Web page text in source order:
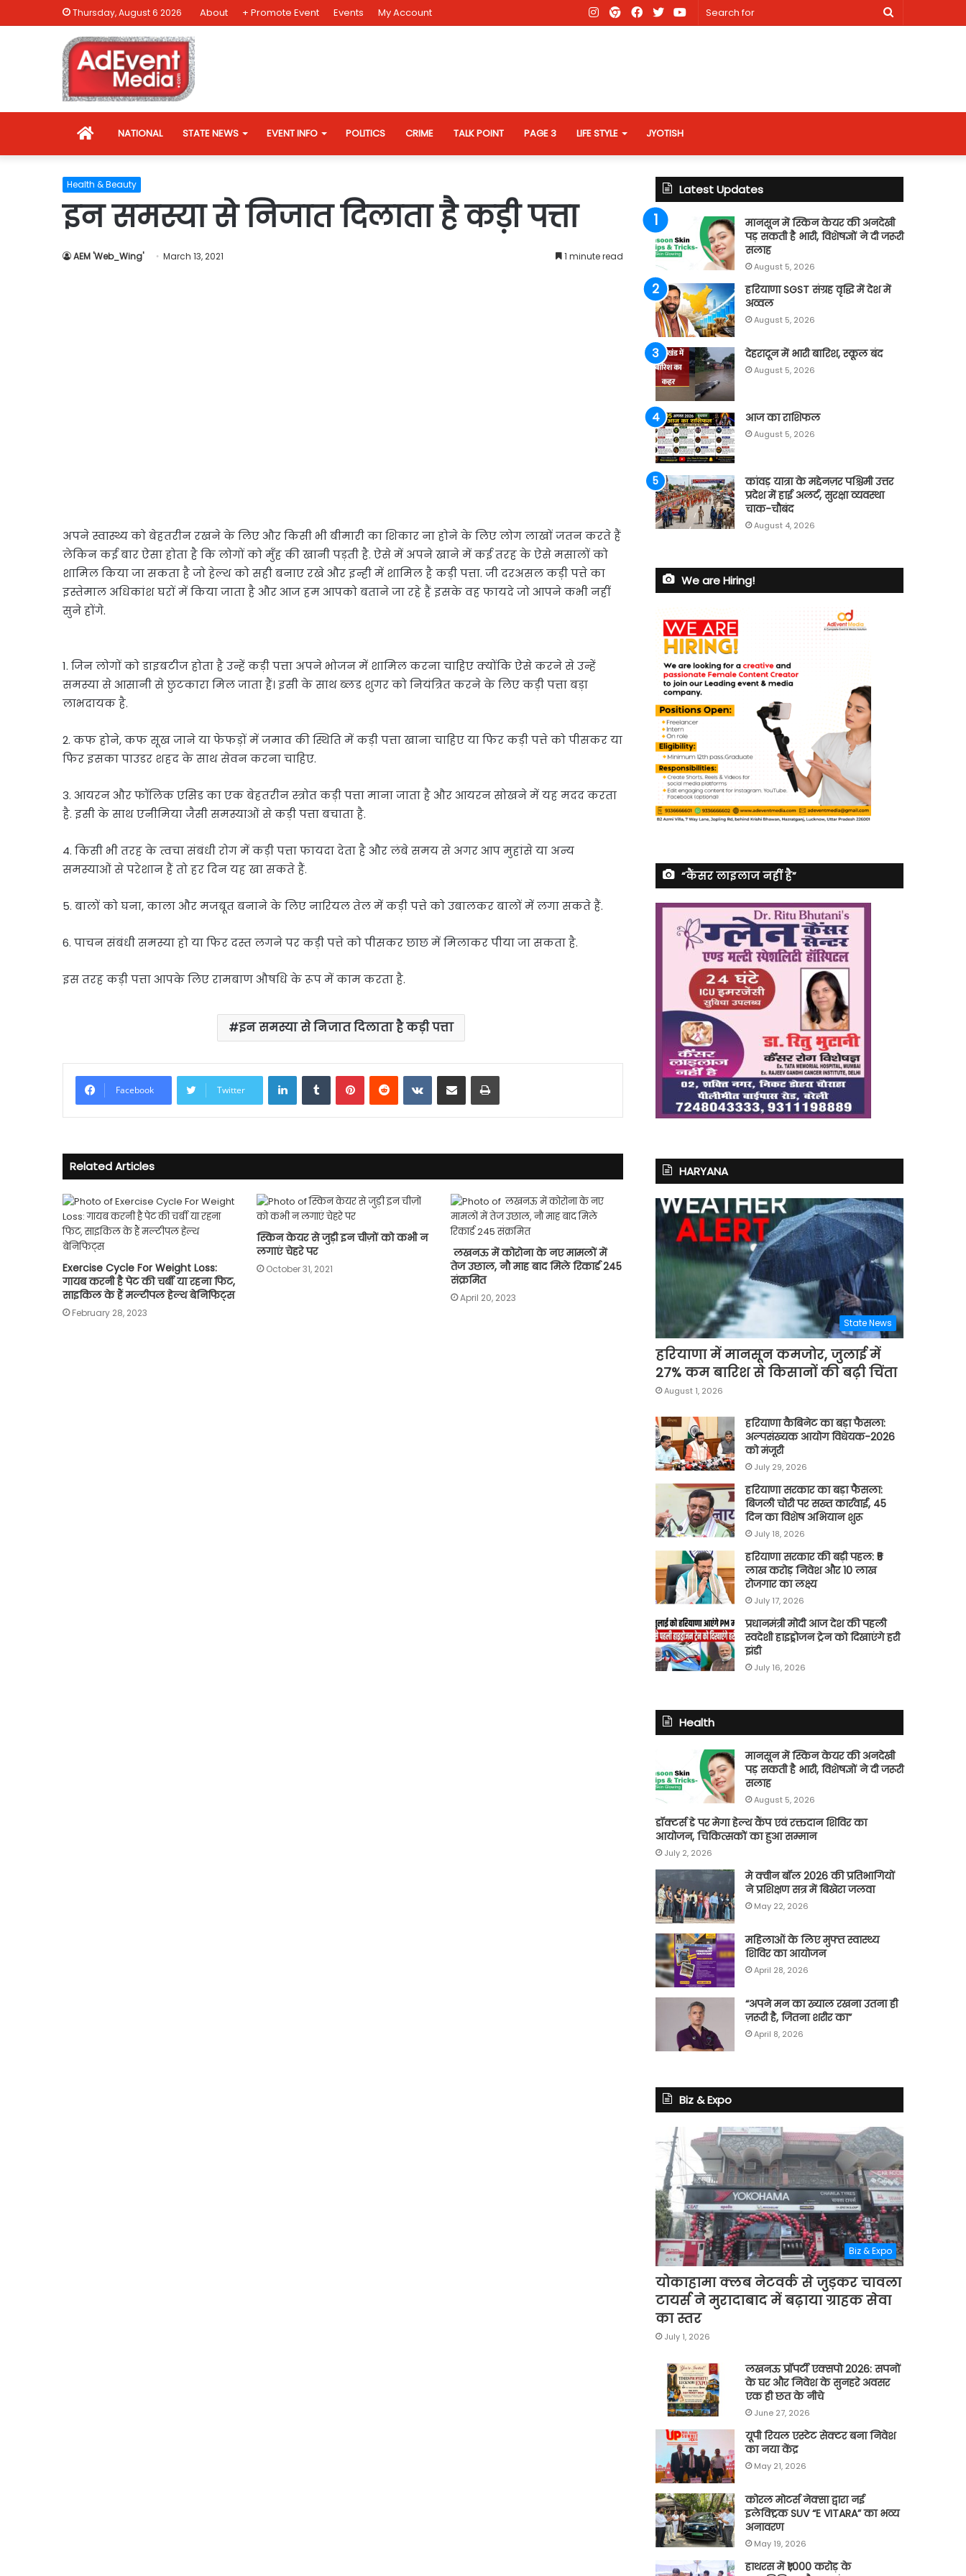
Thursday, August 6 2026 About + Promote Event Events My Account
Search
Youtube
X
Facebook
AD
Instagram
HOMENATIONAL STATE NEWS EVENT INFO POLITICS CRIME TALK POINT PAGE 3 LIFE STYLE JYOTISH
Health & Beauty
इन समस्या से निजात दिलाता है कड़ी पत्ता
AEM 'Web_Wing' March 13, 2021 1 minute read
अपने स्वास्थ्य को बेहतरीन रखने के लिए और किसी भी बीमारी का शिकार ना होने के लिए लोग लाखों जतन करते हैं
लेकिन कई बार ऐसा होता है कि लोगों को मुँह की खानी पड़ती है. ऐसे में अपने खाने में कई तरह के ऐसे मसालों को
शामिल किया जा सकता है जो हेल्थ को सही बनाए रखे और इन्ही में शामिल है कड़ी पत्ता. जी दरअसल कड़ी पत्ते का
इस्तेमाल अधिकांश घरों में किया जाता है और आज हम आपको बताने जा रहे हैं इसके वह फायदे जो आपने कभी नहीं
सुने होंगे.
1. जिन लोगों को डाइबटीज होता है उन्हें कड़ी पत्ता अपने भोजन में शामिल करना चाहिए क्योंकि ऐसे करने से उन्हें
समस्या से आसानी से छुटकारा मिल जाता हैं। इसी के साथ ब्लड शुगर को नियंत्रित करने के लिए कड़ी पत्ता बड़ा
लाभदायक है.
2. कफ होने, कफ सूख जाने या फेफड़ों में जमाव की स्थिति में कड़ी पत्ता खाना चाहिए या फिर कड़ी पत्ते को पीसकर या
फिर इसका पाउडर शहद के साथ सेवन करना चाहिए.
3. आयरन और फॉलिक एसिड का एक बेहतरीन स्त्रोत कड़ी पत्ता माना जाता है और आयरन सोखने में यह मदद करता
है. इसी के साथ एनीमिया जैसी समस्याओं से कड़ी पत्ता बचाता है.
4. किसी भी तरह के त्वचा संबंधी रोग में कड़ी पत्ता फायदा देता है और लंबे समय से अगर आप मुहांसे या अन्य
समस्याओं से परेशान हैं तो हर दिन यह खा सकते हैं.
5. बालों को घना, काला और मजबूत बनाने के लिए नारियल तेल में कड़ी पत्ते को उबालकर बालों में लगा सकते हैं.
6. पाचन संबंधी समस्या हो या फिर दस्त लगने पर कड़ी पत्ते को पीसकर छाछ में मिलाकर पीया जा सकता है.
इस तरह कड़ी पत्ता आपके लिए रामबाण औषधि के रूप में काम करता है.
इन समस्या से निजात दिलाता है कड़ी पत्ता
Facebook Twitter
LinkedInTumblrPinterestReddit VKontakte
Share via Email Print
Related Articles
Exercise Cycle For Weight Loss:
गायब करनी है पेट की चर्बी या रहना फिट,
साइकिल के हैं मल्टीपल हेल्थ बेनिफिट्स
February 28, 2023
स्किन केयर से जुड़ी इन चीज़ों को कभी न
लगाएं चेहरे पर
October 31, 2021
लखनऊ में कोरोना के नए मामलों में
तेज उछाल, नौ माह बाद मिले रिकार्ड 245
संक्रमित
April 20, 2023
Latest Updates
मानसून में स्किन केयर की अनदेखी
पड़ सकती है भारी, विशेषज्ञों ने दी जरूरी
सलाह
August 5, 2026
हरियाणा SGST संग्रह वृद्धि में देश में
अव्वल
August 5, 2026
देहरादून में भारी बारिश, स्कूल बंद
August 5, 2026
आज का राशिफल
August 5, 2026
कांवड़ यात्रा के मद्देनज़र पश्चिमी उत्तर
प्रदेश में हाई अलर्ट, सुरक्षा व्यवस्था
चाक-चौबंद
August 4, 2026
We are Hiring!
“कैंसर लाइलाज नहीं है”
HARYANA
State News
हरियाणा में मानसून कमजोर, जुलाई में
27% कम बारिश से किसानों की बढ़ी चिंता
August 1, 2026
हरियाणा कैबिनेट का बड़ा फैसला:
अल्पसंख्यक आयोग विधेयक-2026
को मंजूरी
July 29, 2026
हरियाणा सरकार का बड़ा फैसला:
बिजली चोरी पर सख्त कार्रवाई, 45
दिन का विशेष अभियान शुरू
July 18, 2026
हरियाणा सरकार की बड़ी पहल: ₹5
लाख करोड़ निवेश और 10 लाख
रोजगार का लक्ष्य
July 17, 2026
प्रधानमंत्री मोदी आज देश की पहली
स्वदेशी हाइड्रोजन ट्रेन को दिखाएंगे हरी
झंडी
July 16, 2026
Health
मानसून में स्किन केयर की अनदेखी
पड़ सकती है भारी, विशेषज्ञों ने दी जरूरी
सलाह
August 5, 2026
डॉक्टर्स डे पर मेगा हेल्थ कैंप एवं रक्तदान शिविर का
आयोजन, चिकित्सकों का हुआ सम्मान
July 2, 2026
मे क्वीन बॉल 2026 की प्रतिभागियों
ने प्रशिक्षण सत्र में बिखेरा जलवा
May 22, 2026
महिलाओं के लिए मुफ्त स्वास्थ्य
शिविर का आयोजन
April 28, 2026
“अपने मन का ख्याल रखना उतना ही
ज़रूरी है, जितना शरीर का”
April 8, 2026
Biz & Expo
Biz & Expo
योकाहामा क्लब नेटवर्क से जुड़कर चावला
टायर्स ने मुरादाबाद में बढ़ाया ग्राहक सेवा
का स्तर
July 1, 2026
लखनऊ प्रॉपर्टी एक्सपो 2026: सपनों
के घर और निवेश के सुनहरे अवसर
एक ही छत के नीचे
June 27, 2026
यूपी रियल एस्टेट सेक्टर बना निवेश
का नया केंद्र
May 21, 2026
कोरल मोटर्स नेक्सा द्वारा नई
इलेक्ट्रिक SUV “E VITARA” का भव्य
अनावरण
May 19, 2026
हाथरस में ₹1,000 करोड़ के